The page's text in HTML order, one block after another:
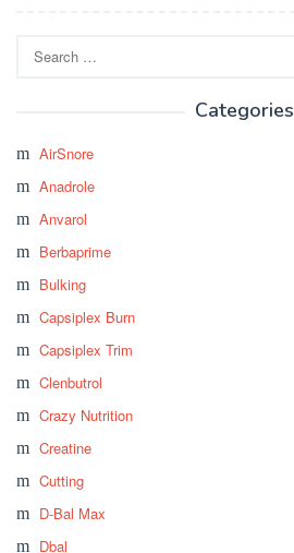
for:
Categories
AirSnore
Anadrole
Anvarol
Berbaprime
Bulking
Capsiplex Burn
Capsiplex Trim
Clenbutrol
Crazy Nutrition
Creatine
Cutting
D-Bal Max
Dbal